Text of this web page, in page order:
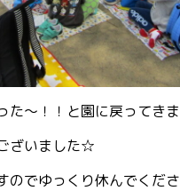
た～！！と園に戻ってき
ざいました☆
のでゆっくり休んでくだ